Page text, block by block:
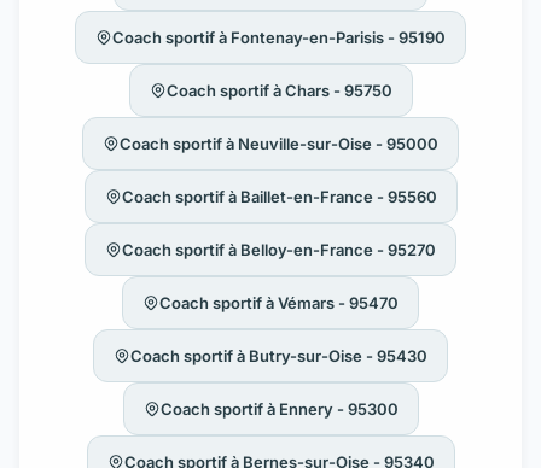
Coach sportif à Fontenay-en-Parisis - 95190
Coach sportif à Chars - 95750
Coach sportif à Neuville-sur-Oise - 95000
Coach sportif à Baillet-en-France - 95560
Coach sportif à Belloy-en-France - 95270
Coach sportif à Vémars - 95470
Coach sportif à Butry-sur-Oise - 95430
Coach sportif à Ennery - 95300
Coach sportif à Bernes-sur-Oise - 95340